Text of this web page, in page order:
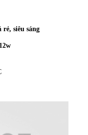
siêu sáng